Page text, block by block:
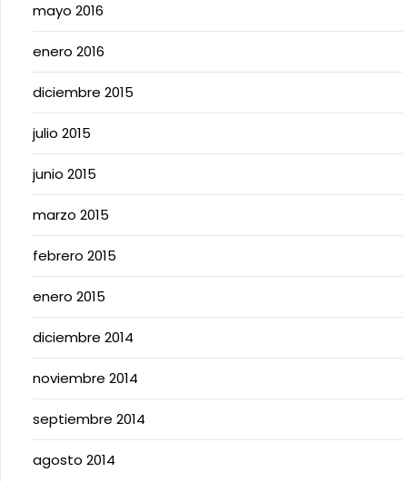
mayo 2016
enero 2016
diciembre 2015
julio 2015
junio 2015
marzo 2015
febrero 2015
enero 2015
diciembre 2014
noviembre 2014
septiembre 2014
agosto 2014